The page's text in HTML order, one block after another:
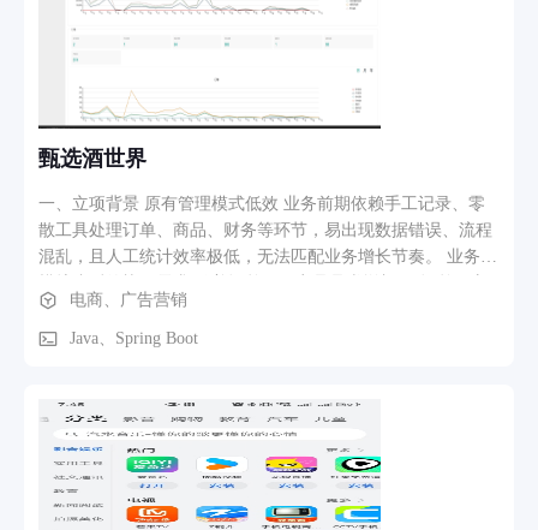
法根据转化目标自动优化出价。 创意管理：支持上传、审核、
轮播多种广告素材（图片、视频、信息流模板）。 平台端（运
营与交易）功能模块： 实时竞价引擎（RTB）：核心模块，负
责接收来自广告交易平台（ADX/SSP）的竞价请求，在毫秒内
完成用户画像匹配、广告检索、出价计算并返回竞价响应。 数
据管理平台（DMP）：整合第一方、第三方数据，构建用户画
像标签体系，为精准定向提供数据支撑。 反作弊与流量过滤：
实时识别并过滤无效流量（IVT）、虚假点击与违规广告，保
障广告主预算安全。 财务与对账系统：管理账户充值、消费明
细、生成对账单，与上下游进行自动化对账结算。 主要功能路
径示例： 广告主发起一次投放活动： 登录后台 → 创建新广告
活动（设置预算、出价、时段）→ 选择目标受众（从DMP标签
库中勾选）→ 上传广告创意并提交审核 → 活动审核通过后自
甄选酒世界
一、立项背景 原有管理模式低效 业务前期依赖手工记录、零
散工具处理订单、商品、财务等环节，易出现数据错误、流程
混乱，且人工统计效率极低，无法匹配业务增长节奏。 业务规
存 - 财务 - 营销” 等环节的联动需求增强，原有分散式管理无
法实现信息互通（比如库存不足时难以及时同步订单环节）。
以精准调整运营策略。 二、立项目标 业务全流程数字化 将订
单、商品、财务、营销等环节迁移至系统，替代人工 / 零散工
具，实现流程线上化、标准化，降低错误率。 数据可视化与决
策支持 搭建数据统计、趋势分析模块，实时呈现订单量、销售
额、订单状态等核心数据，辅助运营者快速判断业务走势。 多
电商、广告营销
Java、Spring Boot